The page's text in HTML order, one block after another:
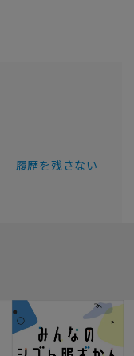
履歴を残さない